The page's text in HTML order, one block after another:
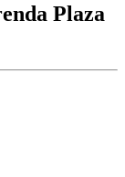
Plaza